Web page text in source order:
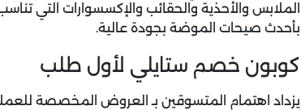
الملابس والأحذية والحقائب والإكسسوارات التي
بأحدث صيحات الموضة بجودة عالية.
كوبون خصم ستايلي لأول طلب
يزداد اهتمام المتسوقين بـ العروض المخصصة